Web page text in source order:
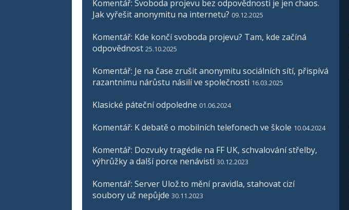
Komentář: Svoboda projevu bez odpovědnosti je jen chaos.
Jak vyřešit anonymitu na internetu? 09.12.2025
Komentář: Kde končí svoboda projevu? Tam, kde začíná
odpovědnost 25.10.2025
Komentář: Je na čase zrušit anonymitu sociálních sítí, přispívá
razantnímu nárůstu násilí ve společnosti 16.03.2025
Klasické páteční odpoledne 01.06.2024
Komentář: K debatě o mobilních telefonech ve škole 10.04.2024
Komentář: Dozvuky tragédie na FF UK, schvalování střelby,
výhrůžky a další porce nenávisti 30.12.2023
Komentář: Server Ulož.to mění pravidla, stahovat cizí
soubory už nepůjde 30.11.2023